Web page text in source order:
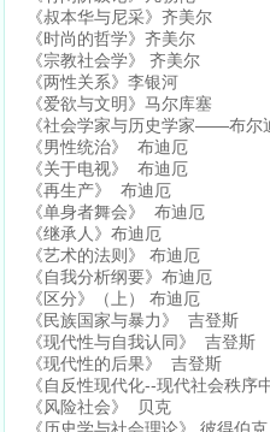
《叔本华与尼采》齐美尔
《时尚的哲学》齐美尔
《宗教社会学》 齐美尔
《两性关系》李银河
《爱欲与文明》马尔库塞
《社会学家与历史学家——布尔
《男性统治》 布迪厄
《关于电视》 布迪厄
《再生产》 布迪厄
《单身者舞会》 布迪厄
《继承人》布迪厄
《艺术的法则》 布迪厄
《自我分析纲要》布迪厄
《区分》（上） 布迪厄
《民族国家与暴力》 吉登斯
《现代性与自我认同》 吉登斯
《现代性的后果》 吉登斯
《自反性现代化--现代社会秩
《风险社会》 贝克
《历史学与社会理论》 彼得伯克